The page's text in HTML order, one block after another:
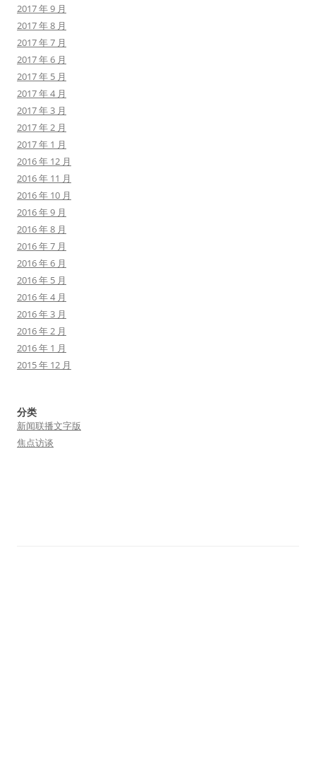
2017 年 9 月
2017 年 8 月
2017 年 7 月
2017 年 6 月
2017 年 5 月
2017 年 4 月
2017 年 3 月
2017 年 2 月
2017 年 1 月
2016 年 12 月
2016 年 11 月
2016 年 10 月
2016 年 9 月
2016 年 8 月
2016 年 7 月
2016 年 6 月
2016 年 5 月
2016 年 4 月
2016 年 3 月
2016 年 2 月
2016 年 1 月
2015 年 12 月
分类
新闻联播文字版
焦点访谈